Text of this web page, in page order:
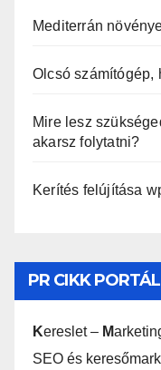
Mediterrán
Olcsó számítógép,
Mire lesz
akarsz folytatni?
Kerítés felújítása
PR CIKK PORTÁL
Kereslet – M
SEO és